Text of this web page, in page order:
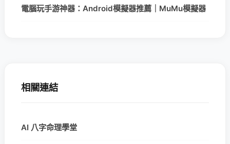
電腦玩手游神器：Android模擬器推薦｜MuMu模擬器
相關連結
AI 八字命理學堂